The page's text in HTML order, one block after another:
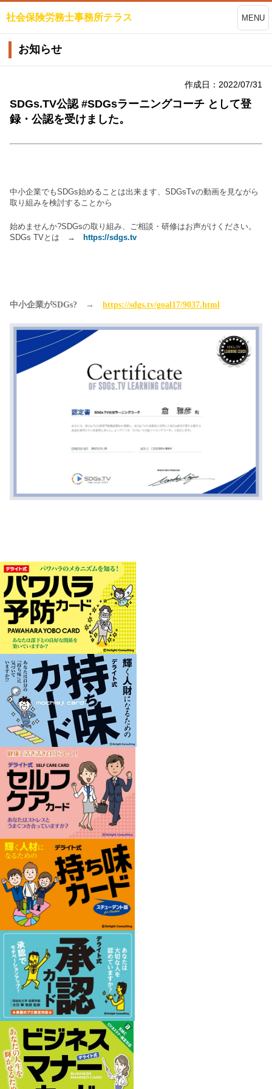
社会保険労務士事務所テラス MENU
お知らせ
作成日：2022/07/31
SDGs.TV公認 #SDGsラーニングコーチ として登
録・公認を受けました。
中小企業でもSDGs始めることは出来ます、SDGsTvの動画を見ながら
取り組みを検討することから
始めませんか?SDGsの取り組み、ご相談・研修はお声がけください。
SDGs TVとは →
https://sdgs.tv
中小企業がSDGs?　→ https://sdgs.tv/goal17/9037.html